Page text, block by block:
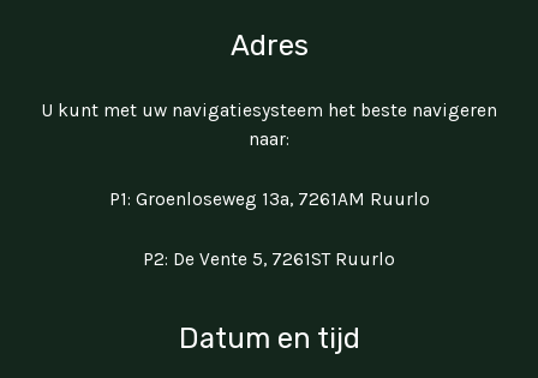
Adres
U kunt met uw navigatiesysteem het beste navigeren
naar:
P1: Groenloseweg 13a, 7261AM Ruurlo
P2: De Vente 5, 7261ST Ruurlo
Datum en tijd